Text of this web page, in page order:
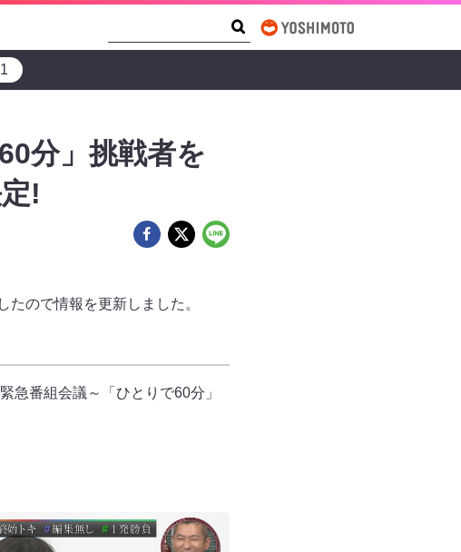
分」挑戦者を
!
ので情報を更新しました。
番組会議～「ひとりで60分」